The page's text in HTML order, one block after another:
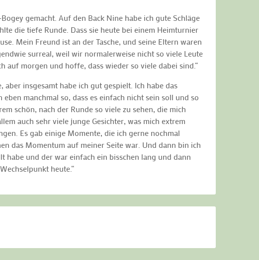
gemacht. Auf den Back Nine habe ich gute Schläge
die tiefe Runde. Dass sie heute bei einem Heimturnier
Mein Freund ist an der Tasche, und seine Eltern waren
surreal, weil wir normalerweise nicht so viele Leute
auf morgen und hoffe, dass wieder so viele dabei sind.“
insgesamt habe ich gut gespielt. Ich habe das
manchmal so, dass es einfach nicht sein soll und so
schön, nach der Runde so viele zu sehen, die mich
auch sehr viele junge Gesichter, was mich extrem
Es gab einige Momente, die ich gerne nochmal
das Momentum auf meiner Seite war. Und dann bin ich
habe und der war einfach ein bisschen lang und dann
heute.“